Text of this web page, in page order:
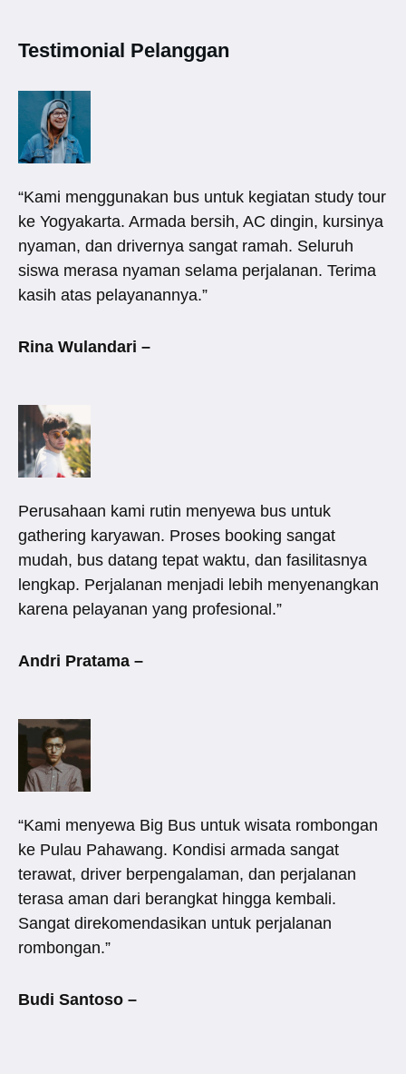
Testimonial Pelanggan
“Kami menggunakan bus untuk kegiatan study tour
ke Yogyakarta. Armada bersih, AC dingin, kursinya
nyaman, dan drivernya sangat ramah. Seluruh
siswa merasa nyaman selama perjalanan. Terima
kasih atas pelayanannya.”
Rina Wulandari –
Perusahaan kami rutin menyewa bus untuk
gathering karyawan. Proses booking sangat
mudah, bus datang tepat waktu, dan fasilitasnya
lengkap. Perjalanan menjadi lebih menyenangkan
karena pelayanan yang profesional.”
Andri Pratama –
“Kami menyewa Big Bus untuk wisata rombongan
ke Pulau Pahawang. Kondisi armada sangat
terawat, driver berpengalaman, dan perjalanan
terasa aman dari berangkat hingga kembali.
Sangat direkomendasikan untuk perjalanan
rombongan.”
Budi Santoso –